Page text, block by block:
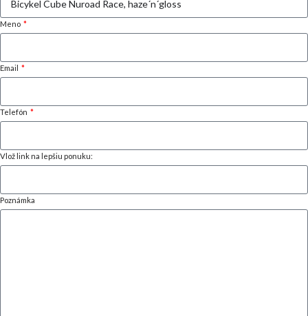
Meno
Email
Telefón
Vlož link na lepšiu ponuku:
Poznámka